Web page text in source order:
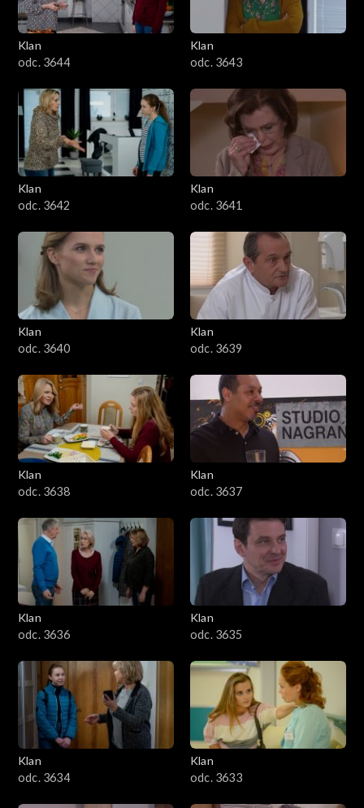
Klan
odc. 3644
Klan
odc. 3643
Klan
odc. 3642
Klan
odc. 3641
Klan
odc. 3640
Klan
odc. 3639
Klan
odc. 3638
Klan
odc. 3637
Klan
odc. 3636
Klan
odc. 3635
Klan
odc. 3634
Klan
odc. 3633